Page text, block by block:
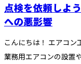
点検を依頼しよ
への悪影響
こんにちは！ エアコン
業務用エアコンの設置